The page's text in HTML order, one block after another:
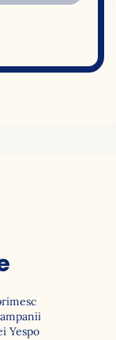
Yespo